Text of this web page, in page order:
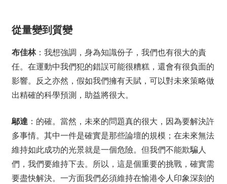
從量變到質變
布佳林：我想強調，身為知識份子，我們也有很大的責
任。在運動中我們犯的錯誤可能很糟糕，還會有很負面的
影響。反之亦然，假如我們擁有天賦，可以對未來策略做
出精確的科學預測，助益將很大。
鄔達：的確。當然，未來的問題真的很大，因為要解決許
多事情。其中一件是確實是那些論壇的規模；在未來無法
維持如此成功的光景就是一個危險。但我們不能欺騙人
們，我們要維持下去。所以，這是個重要的挑戰，確實需
要盡快解決。一方面我們必須維持在愉港令人印象深刻的